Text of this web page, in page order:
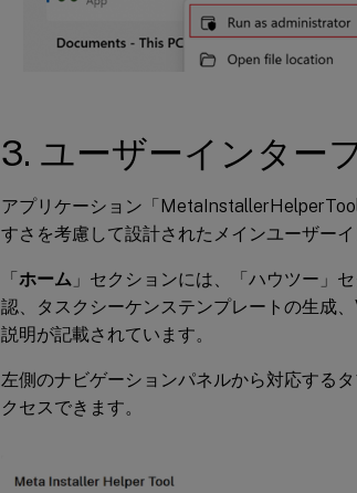
3. ユーザーインター
アプリケーション「
すさを考慮して設計されたメインユーザー
「ホーム 」セクションには、「ハウツー」
認、タスクシーケンステンプレートの生成
説明が記載されています。
左側のナビゲーションパネルから対応する
クセスできます。